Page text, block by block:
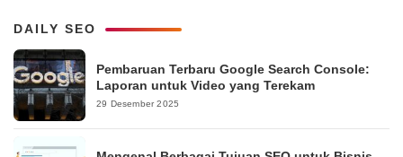
DAILY SEO
Pembaruan Terbaru Google Search Console:
Laporan untuk Video yang Terekam
29 Desember 2025